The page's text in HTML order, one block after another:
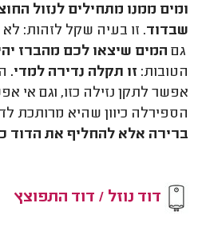
ומים ממנו מתחילים לנזול
שבדוד. זו בעיה שקל לזהות:
גם המים שיצאו לכם מהברז
הטובות: זו תקלה נדירה למדי.
אפשר לתקן נזילה כזו, וגם אי
הספירלה כיוון שהיא מרותכת
ברירה אלא להחליף את הדוד
דוד נוזל / דוד התפוצץ